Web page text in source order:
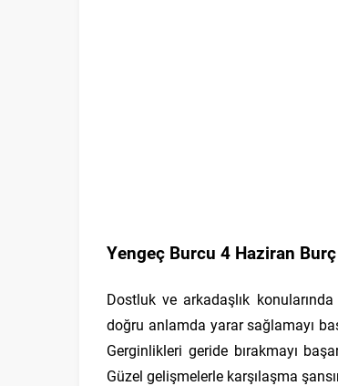
Yengeç Burcu 4 Haziran Burç
Dostluk ve arkadaşlık
doğru anlamda yarar sağlamayı
Gerginlikleri geride bırakmayı
Güzel gelişmelerle karşılaşma